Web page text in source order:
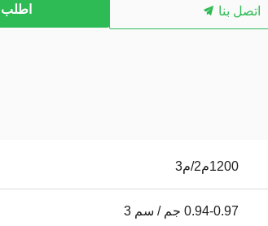
اتصل بنا
1200م2/م3
0.94-0.97 جم / سم 3